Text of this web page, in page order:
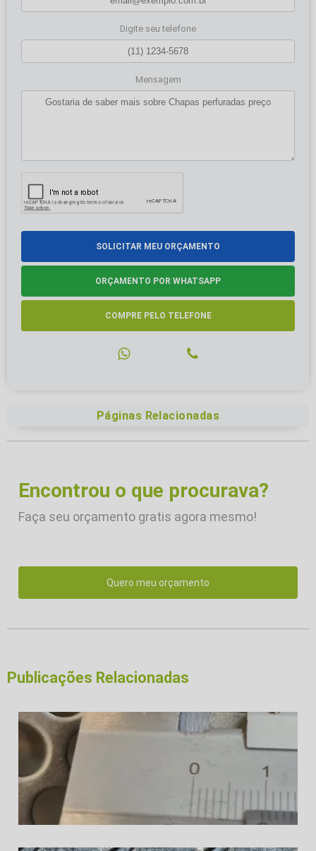
Digite seu telefone
Mensagem
SOLICITAR MEU ORÇAMENTO
ORÇAMENTO POR WHATSAPP
COMPRE PELO TELEFONE
Páginas Relacionadas
Encontrou o que procurava?
Faça seu orçamento gratis agora mesmo!
Quero meu orçamento
Publicações Relacionadas